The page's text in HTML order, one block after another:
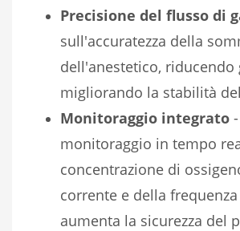
Precisione del flusso di
sull'accuratezza della
dell'anestetico, riducendo
migliorando la stabilità
Monitoraggio integrato
monitoraggio in tempo
concentrazione di
corrente e della
aumenta la sicurezza del